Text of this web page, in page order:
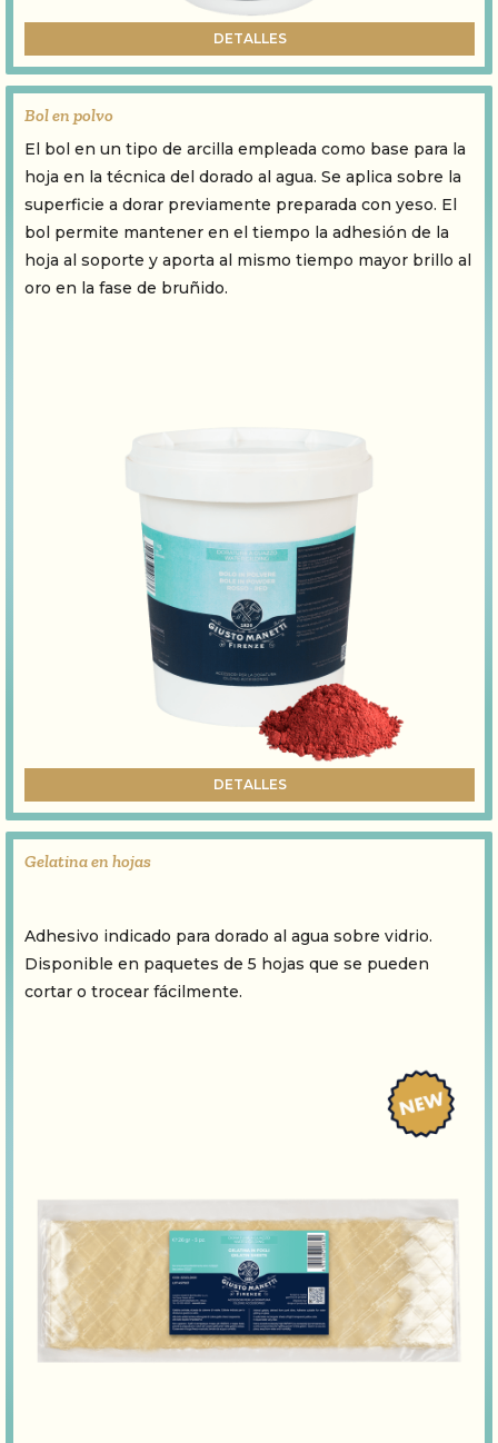
DETALLES
Bol en polvo
El bol en un tipo de arcilla empleada como base para la
hoja en la técnica del dorado al agua. Se aplica sobre la
superficie a dorar previamente preparada con yeso. El
bol permite mantener en el tiempo la adhesión de la
hoja al soporte y aporta al mismo tiempo mayor brillo al
oro en la fase de bruñido.
DETALLES
Gelatina en hojas
Adhesivo indicado para dorado al agua sobre vidrio.
Disponible en paquetes de 5 hojas que se pueden
cortar o trocear fácilmente.